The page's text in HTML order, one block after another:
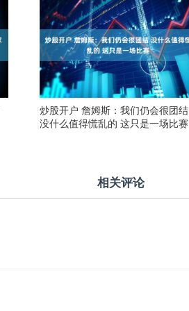
炒股开户 詹姆斯：我们仍会很团结
没什么值得慌乱的 这只是一场比赛
相关评论